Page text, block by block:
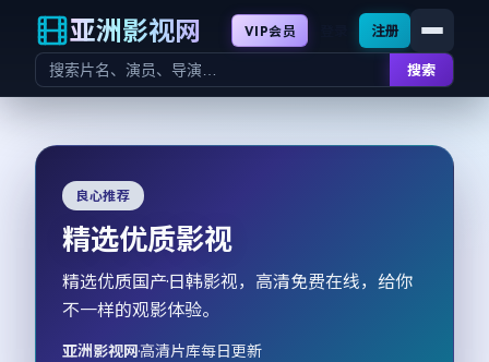
亚洲影视网
搜索
VIP会员 注册
良心推荐
精选优质影视
精选优质国产·日韩影视，高清免费在线，给你
不一样的观影体验。
亚洲影视网·高清片库每日更新